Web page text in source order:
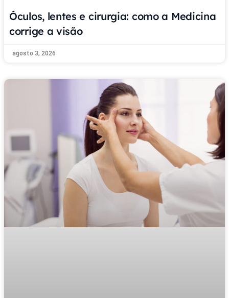
Óculos, lentes e cirurgia: como a Medicina
corrige a visão
agosto 3, 2026